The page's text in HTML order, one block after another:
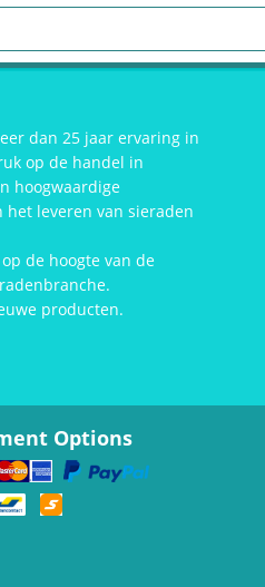
dan 25 jaar ervaring in
op de handel in
hoogwaardige
leveren van sieraden
de hoogte van de
producten.
Options